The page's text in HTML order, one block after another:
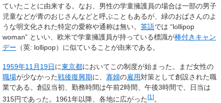
ていたことに由来する。なお、男性の学童擁護員の場合は一部の男子
児童などが青のおじさんなどと呼ぶこともあるが、 緑のおばさんのよ
うな明文化された特定の愛称や通称は無い。 英語では “lollipop
woman” といい、欧米で学童擁護員が持っている標識が棒付きキャン
デー （英: lollipop）に似ていることが由来である。
1959年11月19日に東京都においてこの制度が始まった。まだ女性の
職場が少なかった戦後復興期に、 寡婦の雇用対策として創設された職
業である。創設当初、勤務時間は午前2時間、午後3時間で、日当は
315円であった。1961年以降、各地に広がった [1 ]。